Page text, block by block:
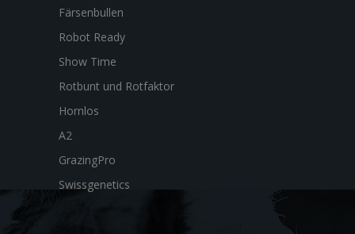
Färsenbullen
Robot Ready
Show Time
Rotbunt und Rotfaktor
Hornlos
A2
GrazingPro
Swissgenetics